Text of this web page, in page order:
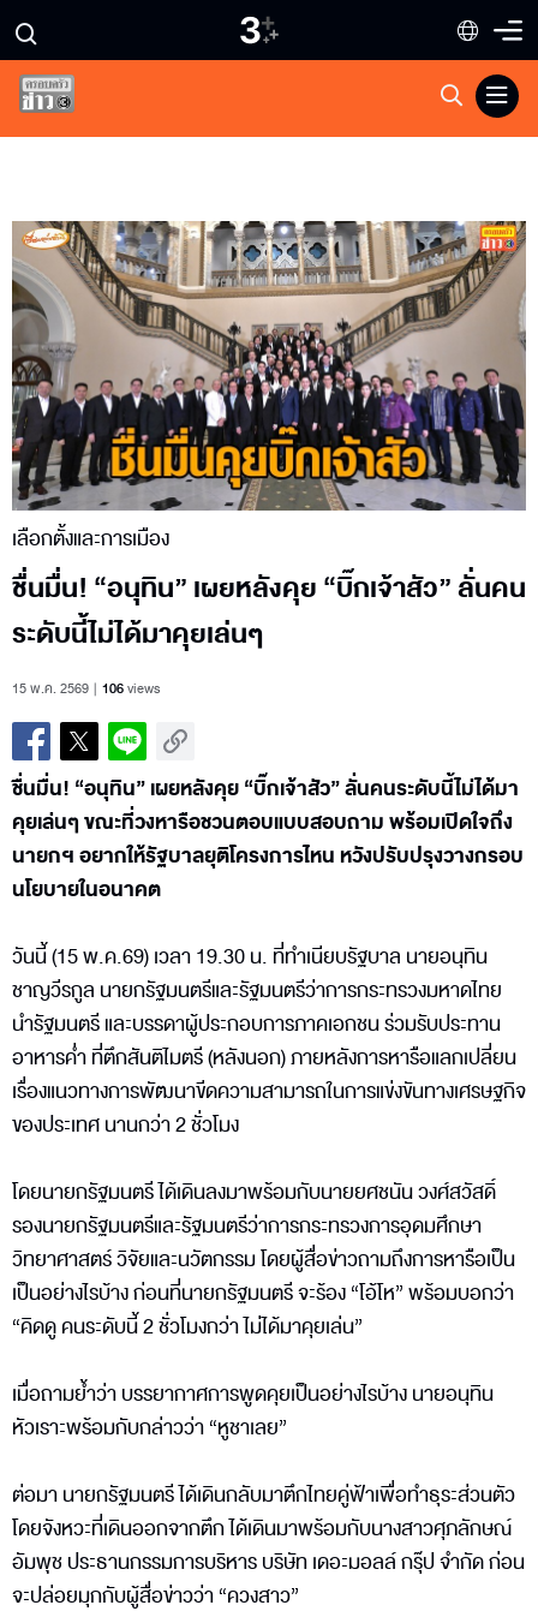
เลือกตั้งและการเมือง
ชื่นมื่น! “อนุทิน” เผยหลังคุย “บิ๊กเจ้าสัว” ลั่นคน
ระดับนี้ไม่ได้มาคุยเล่นๆ
15 พ.ค. 2569 106views
ชื่นมื่น! “อนุทิน” เผยหลังคุย “บิ๊กเจ้าสัว” ลั่นคนระดับนี้ไม่ได้มา
คุยเล่นๆ ขณะที่วงหารือชวนตอบแบบสอบถาม พร้อมเปิดใจถึง
นายกฯ อยากให้รัฐบาลยุติโครงการไหน หวังปรับปรุงวางกรอบ
นโยบายในอนาคต
วันนี้ (15 พ.ค.69) เวลา 19.30 น. ที่ทำเนียบรัฐบาล นายอนุทิน
ชาญวีรกูล นายกรัฐมนตรีและรัฐมนตรีว่าการกระทรวงมหาดไทย
นำรัฐมนตรี และบรรดาผู้ประกอบการภาคเอกชน ร่วมรับประทาน
อาหารค่ำ ที่ตึกสันติไมตรี (หลังนอก) ภายหลังการหารือแลกเปลี่ยน
เรื่องแนวทางการพัฒนาขีดความสามารถในการแข่งขันทางเศรษฐกิจ
ของประเทศ นานกว่า 2 ชั่วโมง
โดยนายกรัฐมนตรี ได้เดินลงมาพร้อมกับนายยศชนัน วงศ์สวัสดิ์
รองนายกรัฐมนตรีและรัฐมนตรีว่าการกระทรวงการอุดมศึกษา
วิทยาศาสตร์ วิจัยและนวัตกรรม โดยผู้สื่อข่าวถามถึงการหารือเป็น
เป็นอย่างไรบ้าง ก่อนที่นายกรัฐมนตรี จะร้อง “โอ้โห” พร้อมบอกว่า
“คิดดู คนระดับนี้ 2 ชั่วโมงกว่า ไม่ได้มาคุยเล่น”
เมื่อถามย้ำว่า บรรยากาศการพูดคุยเป็นอย่างไรบ้าง นายอนุทิน
หัวเราะพร้อมกับกล่าวว่า “หูชาเลย”
ต่อมา นายกรัฐมนตรี ได้เดินกลับมาตึกไทยคู่ฟ้าเพื่อทำธุระส่วนตัว
โดยจังหวะที่เดินออกจากตึก ได้เดินมาพร้อมกับนางสาวศุภลักษณ์
อัมพุช ประธานกรรมการบริหาร บริษัท เดอะมอลล์ กรุ๊ป จำกัด ก่อน
จะปล่อยมุกกับผู้สื่อข่าวว่า “ควงสาว”